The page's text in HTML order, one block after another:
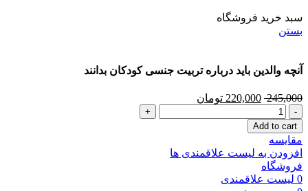
سبد خرید فروشگاه
بستن
آنچه والدین باید درباره تربیت جنسی کودکان بدانند
245,000
220,000 تومان
Add to cart
مقایسه
افزودن به لیست علاقمندی ها
فروشگاه
0 لیست علاقمندی